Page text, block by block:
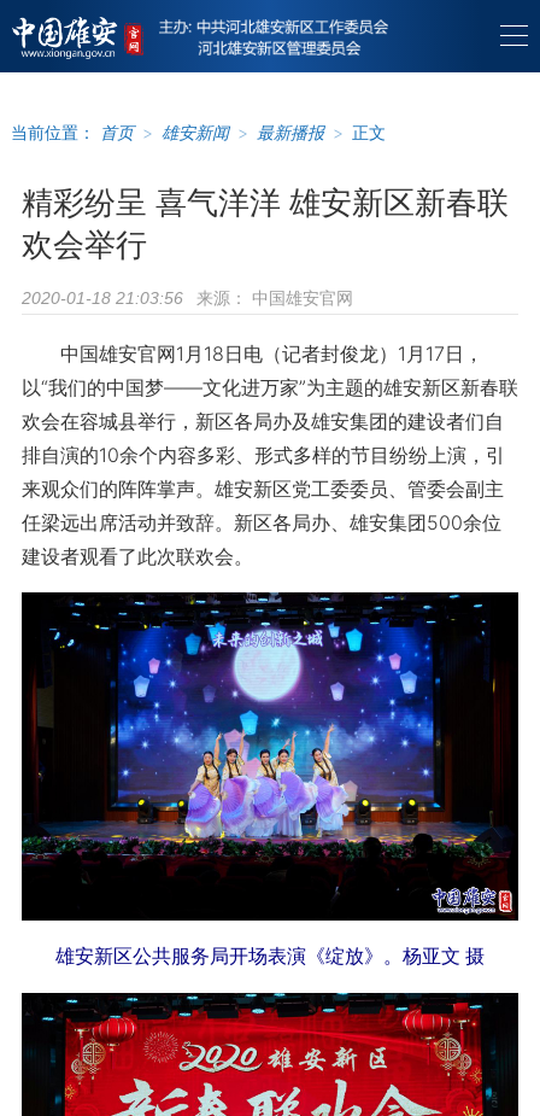
当前位置： 首页 > 雄安新闻 > 最新播报 > 正文
精彩纷呈 喜气洋洋 雄安新区新春联
欢会举行
2020-01-18 21:03:56 来源： 中国雄安官网
中国雄安官网1月18日电（记者封俊龙）1月17日，
以“我们的中国梦——文化进万家”为主题的雄安新区新春联
欢会在容城县举行，新区各局办及雄安集团的建设者们自
排自演的10余个内容多彩、形式多样的节目纷纷上演，引
来观众们的阵阵掌声。雄安新区党工委委员、管委会副主
任梁远出席活动并致辞。新区各局办、雄安集团500余位
建设者观看了此次联欢会。
雄安新区公共服务局开场表演《绽放》。杨亚文 摄